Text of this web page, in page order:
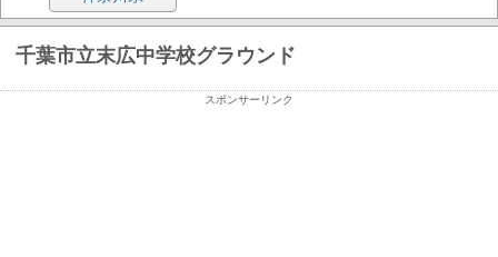
千葉市立末広中学校グラウンド
スポンサーリンク